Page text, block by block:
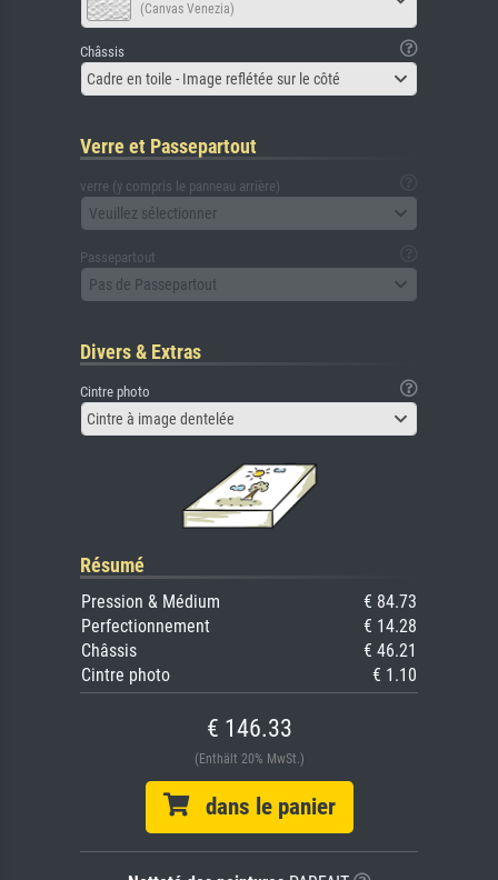
(Canvas Venezia)
Châssis
Cadre en toile - Image reflétée sur le côté
Verre et Passepartout
verre (y compris le panneau arrière)
Veuillez sélectionner
Passepartout
Pas de Passepartout
Divers & Extras
Cintre photo
Cintre à image dentelée
Résumé
Pression & Médium
€ 84.73
Perfectionnement
€ 14.28
Châssis
€ 46.21
Cintre photo
€ 1.10
€ 146.33
(Enthält 20% MwSt.)
dans le panier